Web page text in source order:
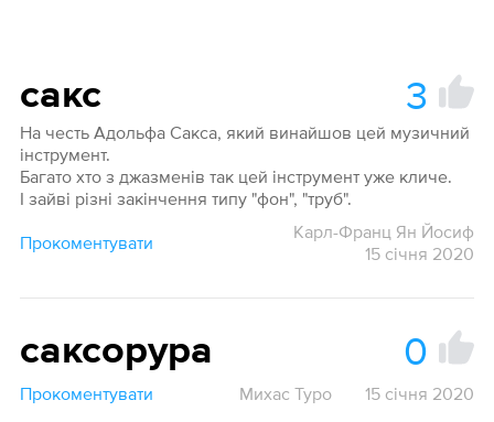
сакс 3
На честь Адольфа Сакса, який винайшов цей музичний
інструмент.
Багато хто з джазменів так цей інструмент уже кличе.
І зайві різні закінчення типу "фон", "труб".
Прокоментувати
Карл-Франц Ян Йосиф
15 січня 2020
саксорура 0
Прокоментувати Михас Туро 15 січня 2020